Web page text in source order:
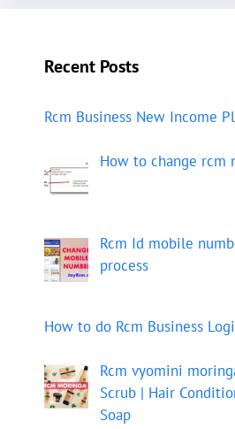
Recent Posts
Rcm Business New Income
How to change rcm
Rcm Id mobile
process
How to do Rcm Business
Rcm vyomini
Scrub | Hair
Soap